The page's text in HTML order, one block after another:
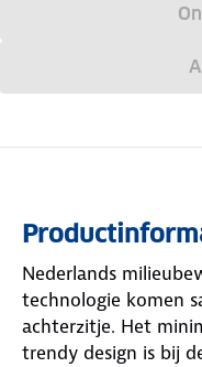
Nederlands
technologie komen
achterzitje. Het
trendy design is bij